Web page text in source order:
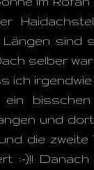
sind
selber
ich
und
die
:-)!!